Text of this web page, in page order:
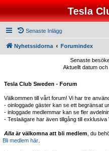
Tesla
Senaste Inlägg
Nyhetssidorna Forumindex
Senaste
Aktuellt datum
Tesla Club Sweden - Forum
Välkommen till vårt forum! Vi har tre
- oinloggade gäster kan se ett begränsat
- inloggade medlemmar kan se fler
- Teslaägare har även tillgång till
Alla är välkomna att bli medlem , du
Bli medlem här